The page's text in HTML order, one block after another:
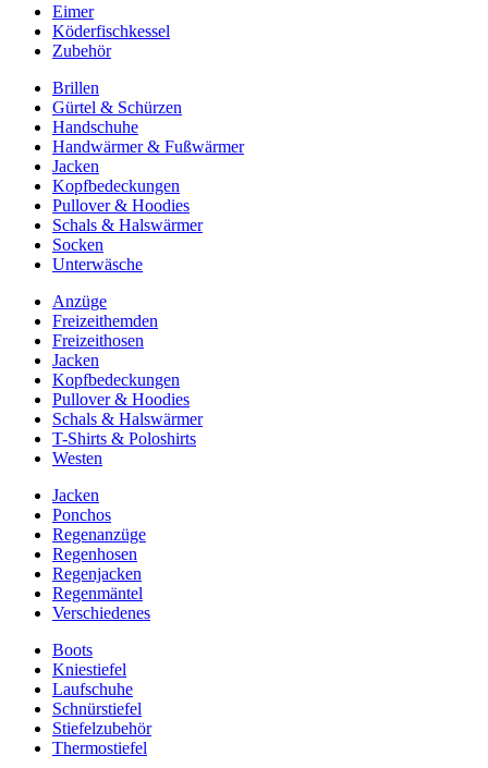
Eimer
Köderfischkessel
Zubehör
Brillen
Gürtel & Schürzen
Handschuhe
Handwärmer & Fußwärmer
Jacken
Kopfbedeckungen
Pullover & Hoodies
Schals & Halswärmer
Socken
Unterwäsche
Anzüge
Freizeithemden
Freizeithosen
Jacken
Kopfbedeckungen
Pullover & Hoodies
Schals & Halswärmer
T-Shirts & Poloshirts
Westen
Jacken
Ponchos
Regenanzüge
Regenhosen
Regenjacken
Regenmäntel
Verschiedenes
Boots
Kniestiefel
Laufschuhe
Schnürstiefel
Stiefelzubehör
Thermostiefel